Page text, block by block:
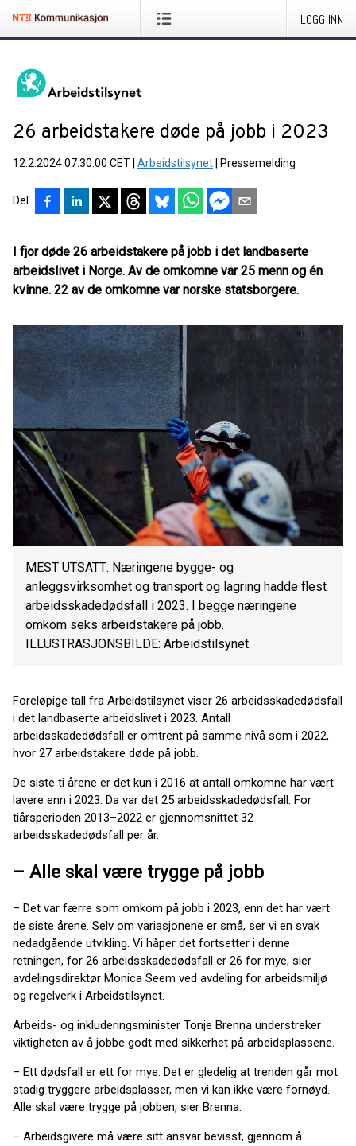
LOGG INN
26 arbeidstakere døde på jobb i 2023
12.2.2024 07:30:00 CET Arbeidstilsynet Pressemelding
Del
I fjor døde 26 arbeidstakere på jobb i det landbaserte
arbeidslivet i Norge. Av de omkomne var 25 menn og én
kvinne. 22 av de omkomne var norske statsborgere.
MEST UTSATT: Næringene bygge- og
anleggsvirksomhet og transport og lagring hadde flest
arbeidsskadedødsfall i 2023. I begge næringene
omkom seks arbeidstakere på jobb.
ILLUSTRASJONSBILDE: Arbeidstilsynet.
Foreløpige tall fra Arbeidstilsynet viser 26 arbeidsskadedødsfall
i det landbaserte arbeidslivet i 2023. Antall
arbeidsskadedødsfall er omtrent på samme nivå som i 2022,
hvor 27 arbeidstakere døde på jobb.
De siste ti årene er det kun i 2016 at antall omkomne har vært
lavere enn i 2023. Da var det 25 arbeidsskadedødsfall. For
tiårsperioden 2013–2022 er gjennomsnittet 32
arbeidsskadedødsfall per år.
– Alle skal være trygge på jobb
– Det var færre som omkom på jobb i 2023, enn det har vært
de siste årene. Selv om variasjonene er små, ser vi en svak
nedadgående utvikling. Vi håper det fortsetter i denne
retningen, for 26 arbeidsskadedødsfall er 26 for mye, sier
avdelingsdirektør Monica Seem ved avdeling for arbeidsmiljø
og regelverk i Arbeidstilsynet.
Arbeids- og inkluderingsminister Tonje Brenna understreker
viktigheten av å jobbe godt med sikkerhet på arbeidsplassene.
– Ett dødsfall er ett for mye. Det er gledelig at trenden går mot
stadig tryggere arbeidsplasser, men vi kan ikke være fornøyd.
Alle skal være trygge på jobben, sier Brenna.
– Arbeidsgivere må være sitt ansvar bevisst, gjennom å